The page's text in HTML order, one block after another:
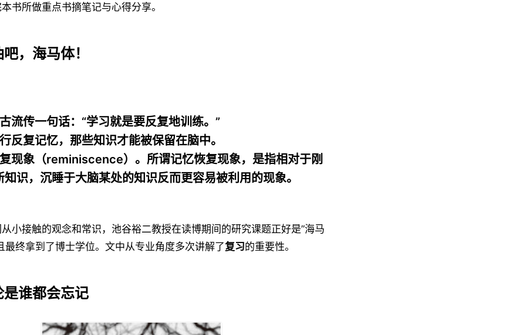
书所做重点书摘笔记与心得分享。
，海马体！
流传一句话：“学习就是要反复地训练。”
反复记忆，那些知识才能被保留在脑中。
现象（reminiscence）。所谓记忆恢复现象，是指相对于刚
识，沉睡于大脑某处的知识反而更容易被利用的现象。
小接触的观念和常识，池谷裕二教授在读博期间的研究课题正好是”海马
最终拿到了博士学位。文中从专业角度多次讲解了复习的重要性。
谁都会忘记